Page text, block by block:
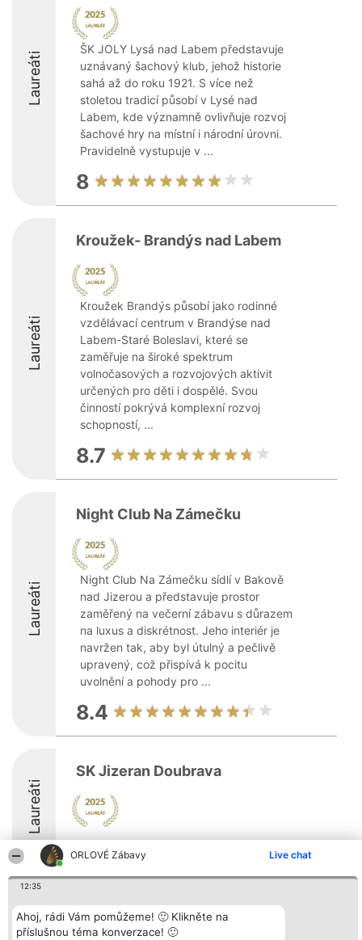
ORLOVÉ Zábavy Live chat
12:35
Ahoj, rádi Vám pomůžeme! 🙂 Klikněte na
příslušnou téma konverzace! 🙂
Laureáti
ŠK JOLY Lysá nad Labem představuje
uznávaný šachový klub, jehož historie
sahá až do roku 1921. S více než
stoletou tradicí působí v Lysé nad
Labem, kde významně ovlivňuje rozvoj
šachové hry na místní i národní úrovni.
Pravidelně vystupuje v ...
8
Laureáti
Kroužek- Brandýs nad Labem
Kroužek Brandýs působí jako rodinné
vzdělávací centrum v Brandýse nad
Labem-Staré Boleslavi, které se
zaměřuje na široké spektrum
volnočasových a rozvojových aktivit
určených pro děti i dospělé. Svou
činností pokrývá komplexní rozvoj
schopností, ...
8.7
Laureáti
Night Club Na Zámečku
Night Club Na Zámečku sídlí v Bakově
nad Jizerou a představuje prostor
zaměřený na večerní zábavu s důrazem
na luxus a diskrétnost. Jeho interiér je
navržen tak, aby byl útulný a pečlivě
upravený, což přispívá k pocitu
uvolnění a pohody pro ...
8.4
Laureáti
SK Jizeran Doubrava
8.4
Organizátor hlasování
Bright Side Solutions sp. z o.
o. sp. k.
Plebiscyt
Vítězové
Seznam všech
Kontakt